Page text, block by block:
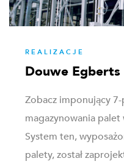
REALIZACJE
Douwe Egberts
Zobacz imponujący
magazynowania
System ten,
palety, został